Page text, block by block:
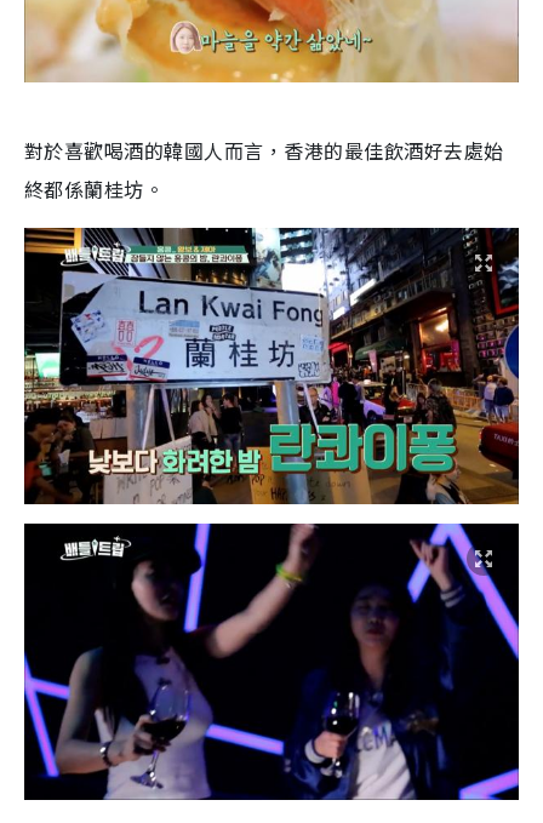
對於喜歡喝酒的韓國人而言，香港的最佳飲酒好去處始
終都係蘭桂坊。